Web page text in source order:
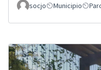
socjo
Municipio